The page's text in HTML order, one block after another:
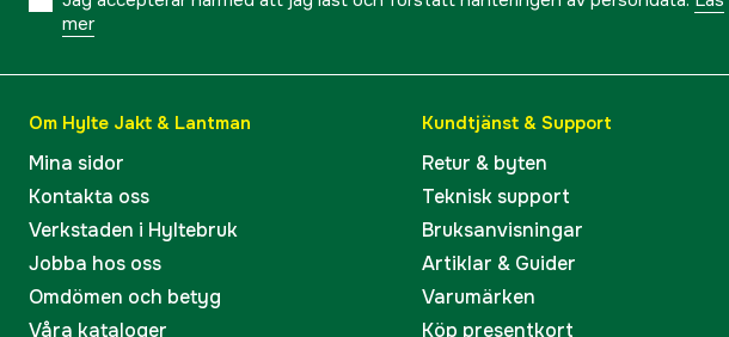
mer
Om Hylte Jakt & Lantman
Mina sidor
Kontakta oss
Verkstaden i Hyltebruk
Jobba hos oss
Omdömen och betyg
Våra kataloger
Kundtjänst & Support
Retur & byten
Teknisk support
Bruksanvisningar
Artiklar & Guider
Varumärken
Köp presentkort